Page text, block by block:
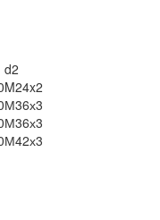
d2
M24x2
М36х3
М36х3
М42х3